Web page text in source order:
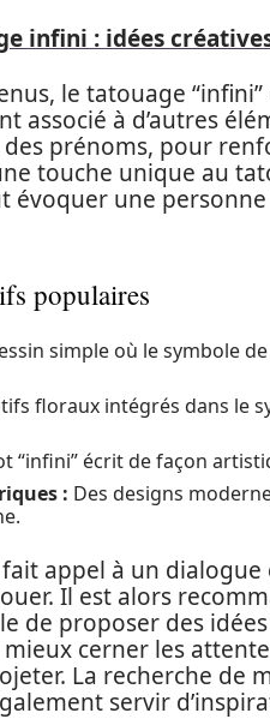
infini : idées
le tatouage
associé à d’autres
prénoms, pour
touche unique au
évoquer une
populaires
simple où le symbole
floraux intégrés dans le
“infini” écrit de façon
: Des designs
appel à un
Il est alors
de proposer des
cerner les
La recherche
servir